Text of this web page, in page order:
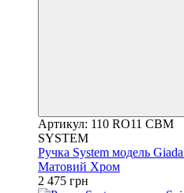
Артикул: 110 RO11 CBM
SYSTEM
Ручка System модель
Матовий Хром
2 475 грн